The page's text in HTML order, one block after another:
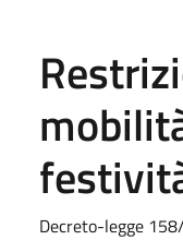
Decreto-legge